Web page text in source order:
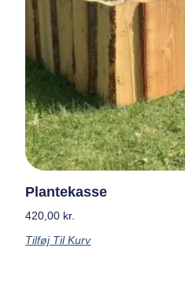
Plantekasse
420,00 kr.
Tilføj Til Kurv